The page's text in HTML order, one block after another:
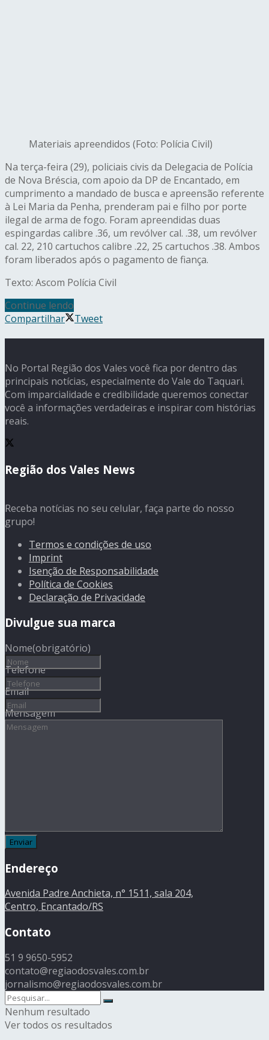
Materiais apreendidos (Foto: Polícia Civil)
Na terça-feira (29), policiais civis da Delegacia de Polícia
de Nova Bréscia, com apoio da DP de Encantado, em
cumprimento a mandado de busca e apreensão referente
à Lei Maria da Penha, prenderam pai e filho por porte
ilegal de arma de fogo. Foram apreendidas duas
espingardas calibre .36, um revólver cal. .38, um revólver
cal. 22, 210 cartuchos calibre .22, 25 cartuchos .38. Ambos
foram liberados após o pagamento de fiança.
Texto: Ascom Polícia Civil
Continue lendo
Compartilhar
Tweet
No Portal Região dos Vales você fica por dentro das
principais notícias, especialmente do Vale do Taquari.
Com imparcialidade e credibilidade queremos conectar
você a informações verdadeiras e inspirar com histórias
reais.
Região dos Vales News
Receba notícias no seu celular, faça parte do nosso
grupo!
Termos e condições de uso
Imprint
Isenção de Responsabilidade
Política de Cookies
Declaração de Privacidade
Divulgue sua marca
Nome(obrigatório)
Telefone
Email
Mensagem
Endereço
Avenida Padre Anchieta, n° 1511, sala 204,
Centro, Encantado/RS
Contato
51 9 9650-5952
contato@regiaodosvales.com.br
jornalismo@regiaodosvales.com.br
Nenhum resultado
Ver todos os resultados